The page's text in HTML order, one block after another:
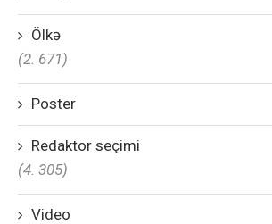
Ölkə
(2. 671)
Poster
Redaktor seçimi
(4. 305)
Video